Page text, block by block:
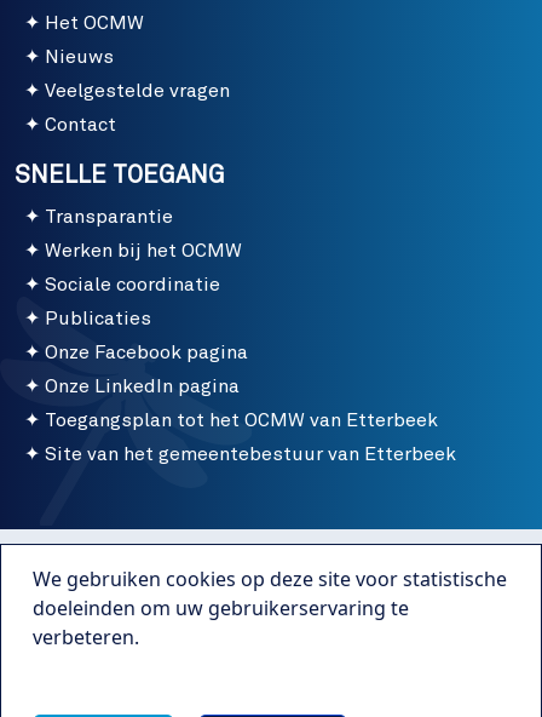
Het OCMW
Nieuws
Veelgestelde vragen
Contact
SNELLE TOEGANG
Transparantie
Werken bij het OCMW
Sociale coordinatie
Publicaties
Onze Facebook pagina
Onze LinkedIn pagina
Toegangsplan tot het OCMW van Etterbeek
Site van het gemeentebestuur van Etterbeek
Menu bottom
Publicaties
We gebruiken cookies op deze site voor statistische
doeleinden om uw gebruikerservaring te
verbeteren.